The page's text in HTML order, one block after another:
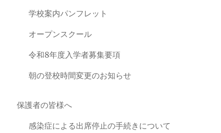
学校案内パンフレット
オープンスクール
令和8年度入学者募集要項
朝の登校時間変更のお知らせ
保護者の皆様へ
感染症による出席停止の手続きについて